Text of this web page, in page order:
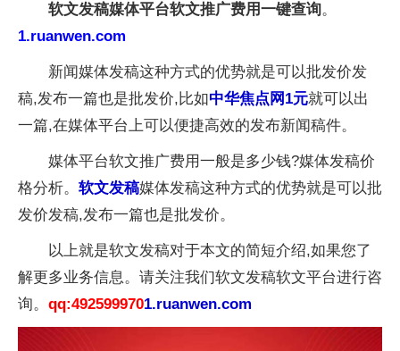
软文发稿媒体平台软文推广费用一键查询。
1.ruanwen.com
新闻媒体发稿这种方式的优势就是可以批发价发
稿,发布一篇也是批发价,比如中华焦点网1元就可以出
一篇,在媒体平台上可以便捷高效的发布新闻稿件。
媒体平台软文推广费用一般是多少钱?媒体发稿价
格分析。 软文发稿媒体发稿这种方式的优势就是可以批
发价发稿,发布一篇也是批发价。
以上就是软文发稿对于本文的简短介绍,如果您了
解更多业务信息。请关注我们软文发稿软文平台进行咨
询。 qq:4925999701.ruanwen.com